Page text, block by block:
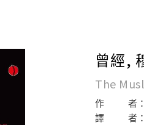
曾經,
The
作 者
譯
者